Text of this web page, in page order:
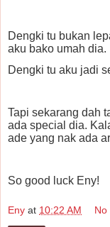
Dengki tu bukan
aku bako umah dia.
Dengki tu aku jadi
Tapi sekarang dah
ada special dia.
ade yang nak ada
So good luck Eny!
Eny at 10:22 AM No